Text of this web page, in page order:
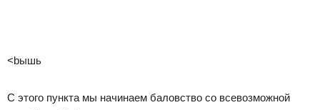
<bышь
С этого пункта мы начинаем баловство со всевозможной